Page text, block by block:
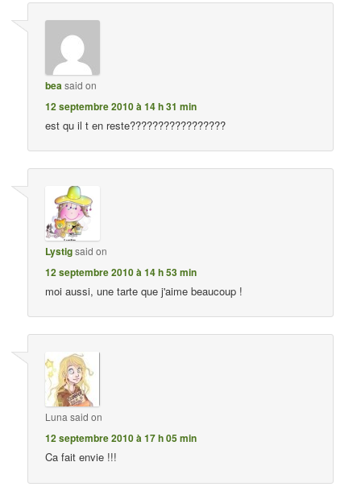
beasaid on
12 septembre 2010 à 14 h 31 min
est qu il t en reste?????????????????
Lystigsaid on
12 septembre 2010 à 14 h 53 min
moi aussi, une tarte que j'aime beaucoup !
Lunasaid on
12 septembre 2010 à 17 h 05 min
Ca fait envie !!!